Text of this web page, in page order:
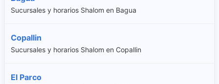
Sucursales y horarios Shalom en Bagua
Copallin
Sucursales y horarios Shalom en Copallin
El Parco